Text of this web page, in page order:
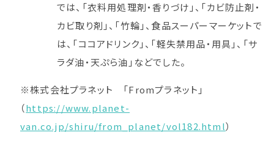
では、「衣料用処理剤・香りづけ」、「カビ防止剤・
カビ取り剤」、「竹輪」、食品スーパーマーケットで
は、「ココアドリンク」、「軽失禁用品・用具」、「サ
ラダ油・天ぷら油」などでした。
※株式会社プラネット 「Fromプラネット」
（https://www.planet-
van.co.jp/shiru/from_planet/vol182.html）